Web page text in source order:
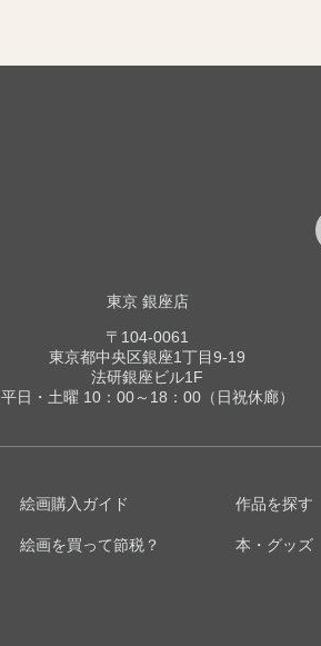
東京 銀座店
〒104-0061
東京都中央区銀座1丁目9-19
法研銀座ビル1F
平日・土曜 10：00～18：00（日祝休廊）
絵画購入ガイド
絵画を買って節税？
作品を探す
本・グッズ